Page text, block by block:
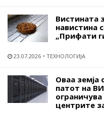
Вистината
навистина
„Прифати
23.07.2026 ТЕХНОЛОГИЈА
Оваа земја
патот на
центрите